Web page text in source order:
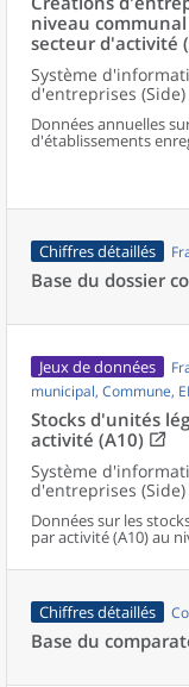
niveau
secteur d'activité
Système
d'entreprises (Side)
Données annuelles
d'établissements
selon le secteur
Chiffres détaillés
Base du dossier
Jeux de données
municipal, Commune,
Stocks d'unités
activité (A10)
Système
d'entreprises (Side)
Données sur les
par activité (A10) au
Chiffres détaillés
Base du